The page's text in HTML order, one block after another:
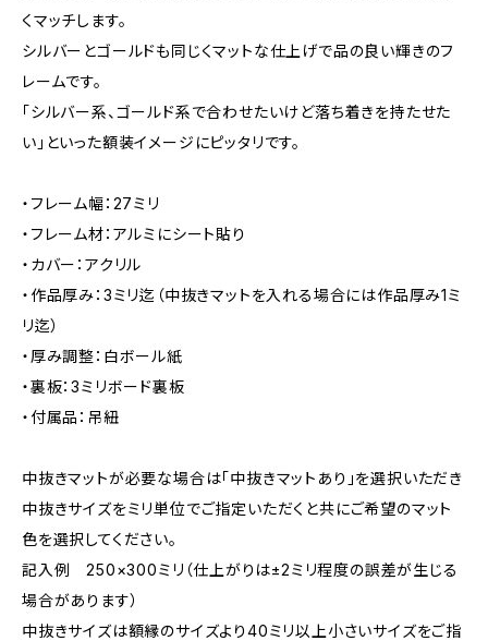
くマッチします。
シルバーとゴールドも同じくマットな仕上げで品の良い輝きのフ
レームです。
「シルバー系、ゴールド系で合わせたいけど落ち着きを持たせた
い」といった額装イメージにピッタリです。
・フレーム幅：27ミリ
・フレーム材：アルミにシート貼り
・カバー：アクリル
・作品厚み：3ミリ迄（中抜きマットを入れる場合には作品厚み1ミ
リ迄）
・厚み調整：白ボール紙
・裏板：3ミリボード裏板
・付属品：吊紐
中抜きマットが必要な場合は「中抜きマットあり」を選択いただき
中抜きサイズをミリ単位でご指定いただくと共にご希望のマット
色を選択してください。
記入例 250×300ミリ（仕上がりは±2ミリ程度の誤差が生じる
場合があります）
中抜きサイズは額縁のサイズより40ミリ以上小さいサイズをご指